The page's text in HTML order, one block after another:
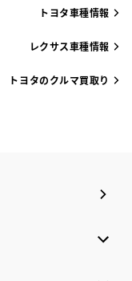
トヨタ車種情報
レクサス車種情報
トヨタのクルマ買取り